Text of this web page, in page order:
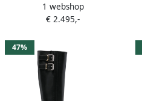
laarzen Zwart
1 webshop
€ 2.495,-
47%